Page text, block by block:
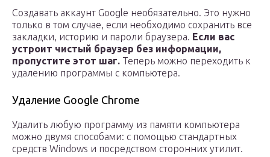
Создавать аккаунт Google необязательно. Это нужно
только в том случае, если необходимо сохранить все
закладки, историю и пароли браузера. Если вас
устроит чистый браузер без информации,
пропустите этот шаг. Теперь можно переходить к
удалению программы с компьютера.
Удаление Google Chrome
Удалить любую программу из памяти компьютера
можно двумя способами: с помощью стандартных
средств Windows и посредством сторонних утилит.